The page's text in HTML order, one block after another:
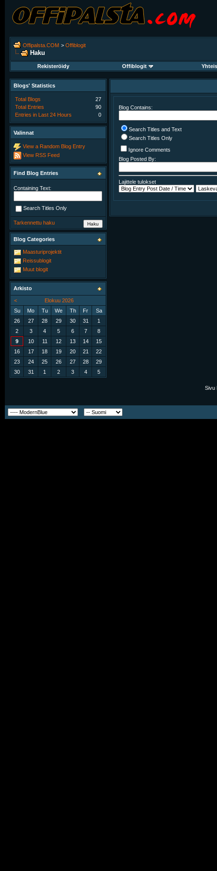
Offipalsta.COM > Offiblogit
Haku
Rekisteröidy Offiblogit
Blog Contains:
Search Titles and Text
Search Titles Only
Ignore Comments
Blog Posted By:
Lajittele tulokset
Blogs' Statistics
Total Blogs
27
Total Entries
90
Entries in Last 24 Hours
0
Valinnat
View a Random Blog Entry
View RSS Feed
Find Blog Entries
Containing Text:
Search Titles Only
Tarkennettu haku
Blog Categories
Maasturiprojektit
Reissublogit
Muut blogit
Arkisto
<
Elokuu 2026
Su
Mo Tu We Th Fr
Sa
26
27 28 29 30 31
1
2
3 4 5 6 7
8
9
10 11 12 13 14
15
16
17 18 19 20 21
22
23
24 25 26 27 28
29
30
31 1 2 3 4 5
Sivu